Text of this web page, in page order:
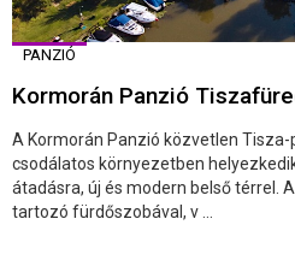
PANZIÓ
Kormorán Panzió
A Kormorán Panzió közvetlen
csodálatos környezetben
átadásra, új és modern belső térrel.
tartozó fürdőszobával, v ...